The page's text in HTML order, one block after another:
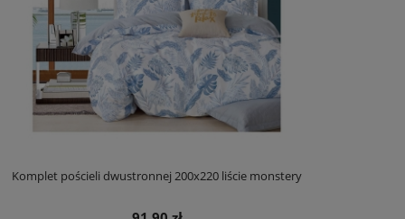
Komplet pościeli dwustronnej 200x220 liście monstery